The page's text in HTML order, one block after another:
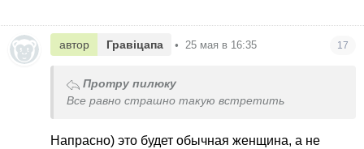
автор Гравіцапа • 25 мая в 16:35 17
Протру пилюку
Все равно страшно такую встретить
Напрасно) это будет обычная женщина, а не